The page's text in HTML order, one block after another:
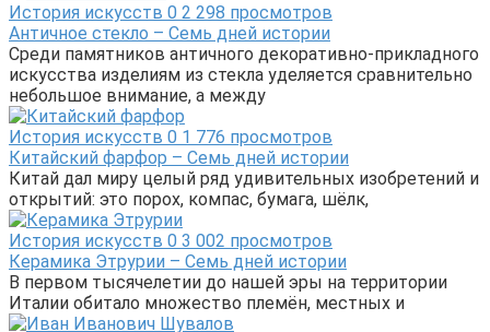
История искусств 0 2 298 просмотров
Античное стекло – Семь дней истории
Среди памятников античного декоративно-прикладного
искусства изделиям из стекла уделяется сравнительно
небольшое внимание, а между
История искусств 0 1 776 просмотров
Китайский фарфор – Семь дней истории
Китай дал миру целый ряд удивительных изобретений и
открытий: это порох, компас, бумага, шёлк,
История искусств 0 3 002 просмотров
Керамика Этрурии – Семь дней истории
В первом тысячелетии до нашей эры на территории
Италии обитало множество племён, местных и